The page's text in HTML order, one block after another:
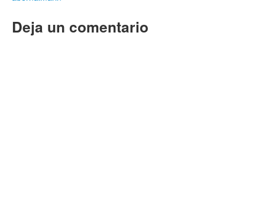
Deja un comentario